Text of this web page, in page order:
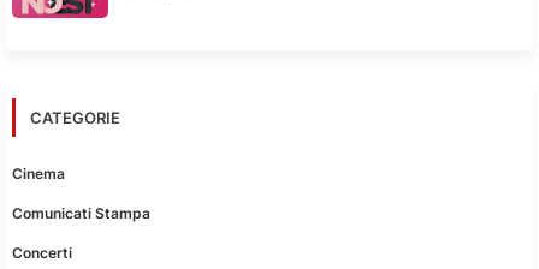
CATEGORIE
Cinema
Comunicati Stampa
Concerti